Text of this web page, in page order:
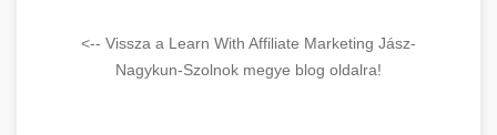
<-- Vissza a Learn With Affiliate Marketing Jász-
Nagykun-Szolnok megye blog oldalra!